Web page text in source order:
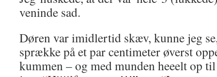
veninde sad.
Døren var imidlertid skæv, kunne jeg
sprække på et par centimeter øverst
kummen – og med munden heeelt op